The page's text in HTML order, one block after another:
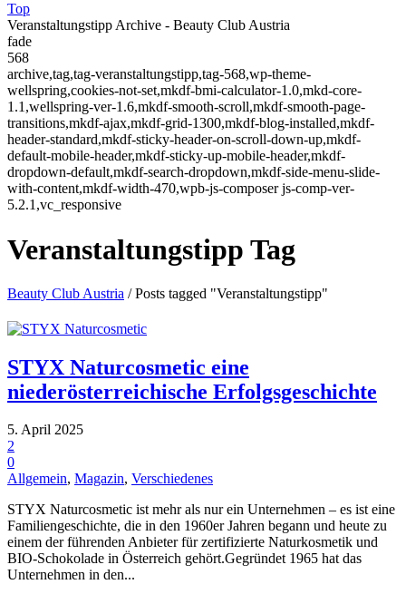
Top
Veranstaltungstipp Archive - Beauty Club Austria
fade
568
archive,tag,tag-veranstaltungstipp,tag-568,wp-theme-
wellspring,cookies-not-set,mkdf-bmi-calculator-1.0,mkd-core-
1.1,wellspring-ver-1.6,mkdf-smooth-scroll,mkdf-smooth-page-
transitions,mkdf-ajax,mkdf-grid-1300,mkdf-blog-installed,mkdf-
header-standard,mkdf-sticky-header-on-scroll-down-up,mkdf-
default-mobile-header,mkdf-sticky-up-mobile-header,mkdf-
dropdown-default,mkdf-search-dropdown,mkdf-side-menu-slide-
with-content,mkdf-width-470,wpb-js-composer js-comp-ver-
5.2.1,vc_responsive
Veranstaltungstipp Tag
Beauty Club Austria /Posts tagged "Veranstaltungstipp"
STYX Naturcosmetic eine
niederösterreichische Erfolgsgeschichte
5. April 2025
2
0
Allgemein, Magazin, Verschiedenes
STYX Naturcosmetic ist mehr als nur ein Unternehmen – es ist eine
Familiengeschichte, die in den 1960er Jahren begann und heute zu
einem der führenden Anbieter für zertifizierte Naturkosmetik und
BIO-Schokolade in Österreich gehört.Gegründet 1965 hat das
Unternehmen in den...